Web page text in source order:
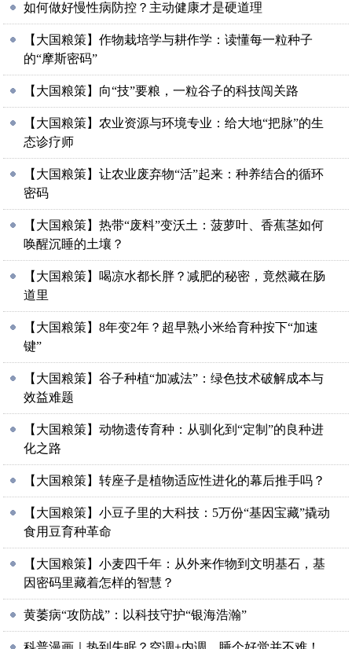
如何做好慢性病防控？主动健康才是硬道理
【大国粮策】作物栽培学与耕作学：读懂每一粒种子
的“摩斯密码”
【大国粮策】向“技”要粮，一粒谷子的科技闯关路
【大国粮策】农业资源与环境专业：给大地“把脉”的生
态诊疗师
【大国粮策】让农业废弃物“活”起来：种养结合的循环
密码
【大国粮策】热带“废料”变沃土：菠萝叶、香蕉茎如何
唤醒沉睡的土壤？
【大国粮策】喝凉水都长胖？减肥的秘密，竟然藏在肠
道里
【大国粮策】8年变2年？超早熟小米给育种按下“加速
键”
【大国粮策】谷子种植“加减法”：绿色技术破解成本与
效益难题
【大国粮策】动物遗传育种：从驯化到“定制”的良种进
化之路
【大国粮策】转座子是植物适应性进化的幕后推手吗？
【大国粮策】小豆子里的大科技：5万份“基因宝藏”撬动
食用豆育种革命
【大国粮策】小麦四千年：从外来作物到文明基石，基
因密码里藏着怎样的智慧？
黄萎病“攻防战”：以科技守护“银海浩瀚”